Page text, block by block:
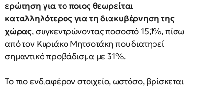
ερώτηση για το ποιος θεωρείται
καταλληλότερος για τη διακυβέρνηση της
χώρας, συγκεντρώνοντας ποσοστό 15,1%, πίσω
από τον Κυριάκο Μητσοτάκη που διατηρεί
σημαντικό προβάδισμα με 31%.
Το πιο ενδιαφέρον στοιχείο, ωστόσο, βρίσκεται